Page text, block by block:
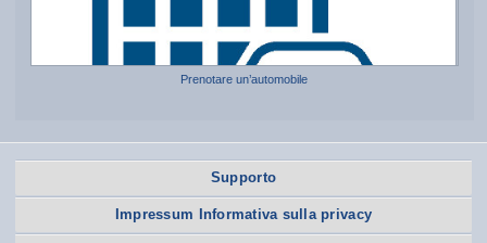
Prenotare un’automobile
Supporto
Impressum Informativa sulla privacy